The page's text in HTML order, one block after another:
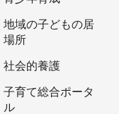
地域の子どもの居
場所
社会的養護
子育て総合ポータ
ル